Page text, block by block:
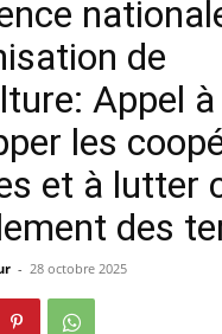
de
Appel à
les
et à lutter
des
- 28 octobre 2025